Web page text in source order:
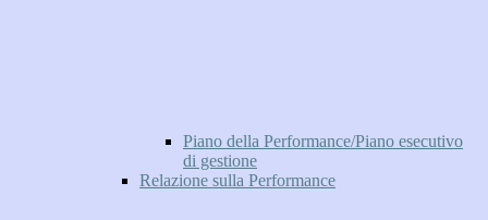
Piano della Performance/Piano esecutivo
di gestione
Relazione sulla Performance